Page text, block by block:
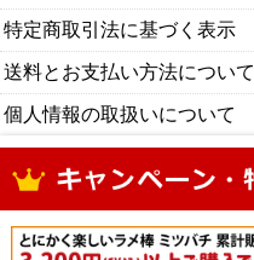
特定商取引法に基づく表示
送料とお支払い方法について
個人情報の取扱いについて